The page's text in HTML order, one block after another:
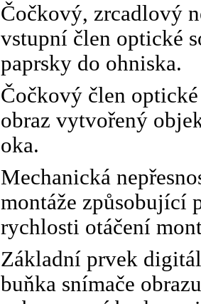
Čočkový, zrcadlový
vstupní člen optické
paprsky do ohniska.
Čočkový člen
obraz vytvořený
oka.
Mechanická
montáže způsobující
rychlosti otáčení
Základní prvek
buňka snímače